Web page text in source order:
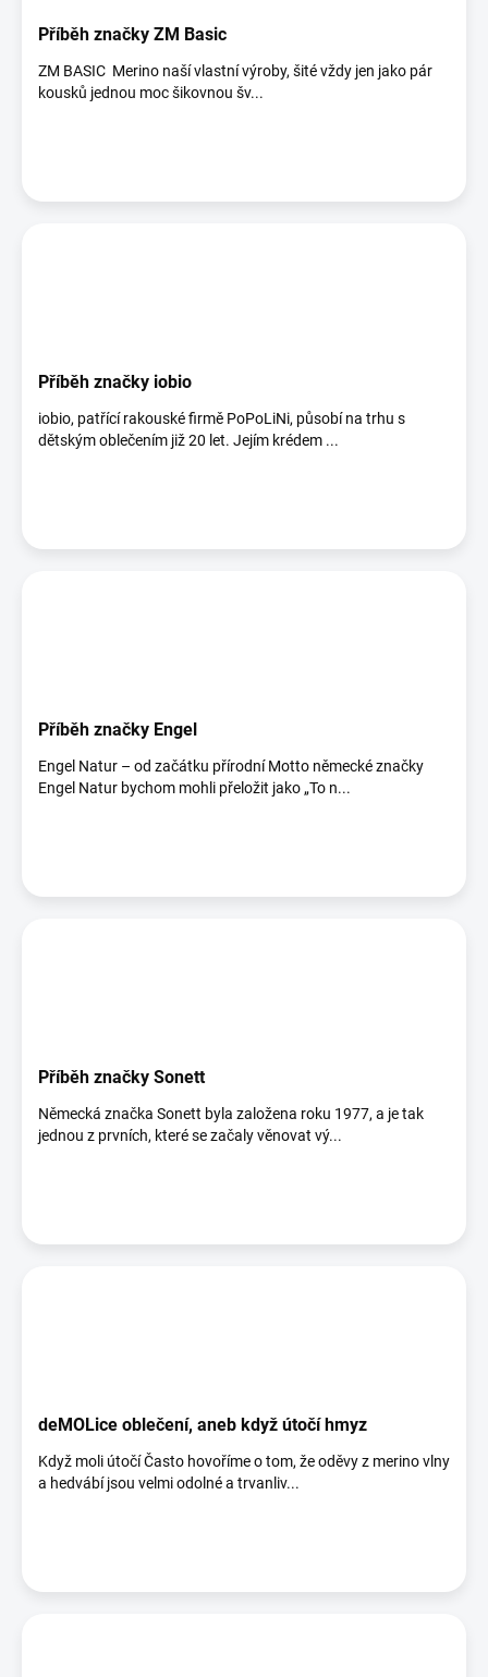
Příběh značky ZM Basic
ZM BASIC Merino naší vlastní výroby, šité vždy jen jako pár
kousků jednou moc šikovnou šv...
Příběh značky iobio
iobio, patřící rakouské firmě PoPoLiNi, působí na trhu s
dětským oblečením již 20 let. Jejím krédem ...
Příběh značky Engel
Engel Natur – od začátku přírodní Motto německé značky
Engel Natur bychom mohli přeložit jako „To n...
Příběh značky Sonett
Německá značka Sonett byla založena roku 1977, a je tak
jednou z prvních, které se začaly věnovat vý...
deMOLice oblečení, aneb když útočí hmyz
Když moli útočí Často hovoříme o tom, že oděvy z merino vlny
a hedvábí jsou velmi odolné a trvanliv...